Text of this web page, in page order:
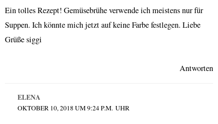
Ein tolles Rezept! Gemüsebrühe verwende ich meistens nur für
Suppen. Ich könnte mich jetzt auf keine Farbe festlegen. Liebe
Grüße siggi
Antworten
ELENA
OKTOBER 10, 2018 UM 9:24 P.M. UHR